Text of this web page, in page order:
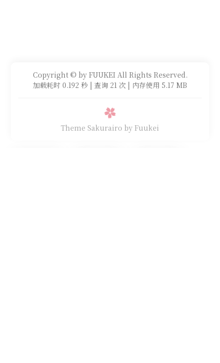
Copyright © by FUUKEI All Rights Reserved.
加载耗时 0.192 秒 | 查询 21 次 | 内存使用 5.17 MB
Theme Sakurairo by Fuukei